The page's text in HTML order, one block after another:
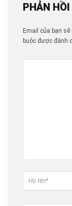
PHẢN HỒI
Email của bạn
buộc được đánh